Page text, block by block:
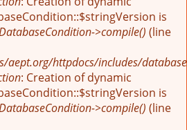
is
>compile() (line
aept.org/httpdocs/includes/
: Creation of dynamic
is
>compile() (line